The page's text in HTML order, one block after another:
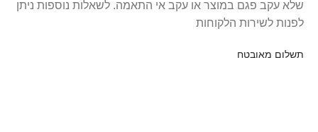
שלא עקב פגם במוצר או עקב אי התאמה. לשאלות נוספות ניתן
לפנות לשירות הלקוחות
תשלום מאובטח